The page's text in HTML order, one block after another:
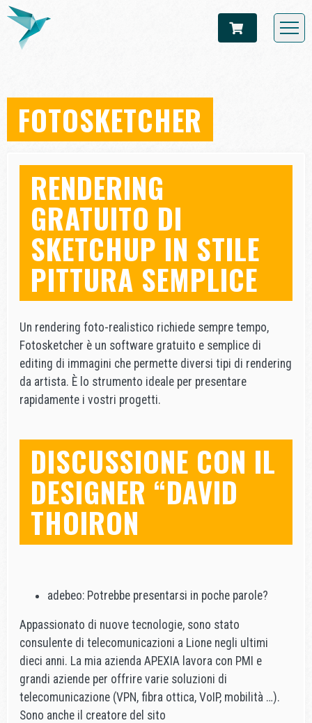
FOTOSKETCHER
RENDERING
GRATUITO DI
SKETCHUP IN STILE
PITTURA SEMPLICE
Un rendering foto-realistico richiede sempre tempo,
Fotosketcher è un software gratuito e semplice di
editing di immagini che permette diversi tipi di rendering
da artista. È lo strumento ideale per presentare
rapidamente i vostri progetti.
DISCUSSIONE CON IL
DESIGNER “DAVID
THOIRON
adebeo: Potrebbe presentarsi in poche parole?
Appassionato di nuove tecnologie, sono stato
consulente di telecomunicazioni a Lione negli ultimi
dieci anni. La mia azienda APEXIA lavora con PMI e
grandi aziende per offrire varie soluzioni di
telecomunicazione (VPN, fibra ottica, VoIP, mobilità …).
Sono anche il creatore del sito